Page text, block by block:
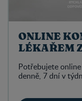
ONLINE
LÉKAŘEM
Potřebujete
denně, 7 dní v